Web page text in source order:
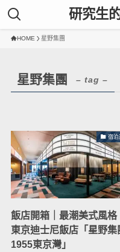
研究生
HOME 星野集團
星野集團 – tag –
宿泊
飯店開箱｜最潮美式風格
東京迪士尼飯店「星野集
1955東京灣」